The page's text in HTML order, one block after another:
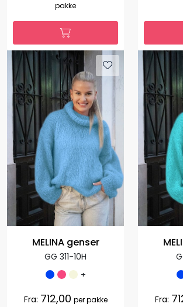
pakke
MELINA genser
GG 311-10H
+
Fra: 712,00 per pakke Fra: